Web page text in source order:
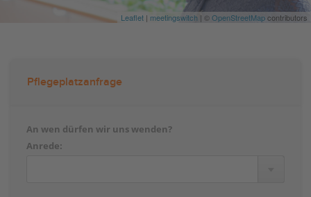
Leaflet | meetingswitch | ©OpenStreetMapcontributors
Pflegeplatzanfrage
An wen dürfen wir uns wenden?
Anrede: